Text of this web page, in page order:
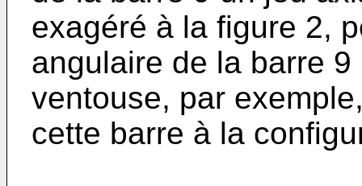
exagéré à la figure 2,
angulaire de la barre
ventouse, par
cette barre à la